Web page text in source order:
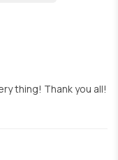
thing! Thank you all!